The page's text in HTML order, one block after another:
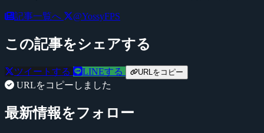
記事一覧へ @YossyFPS
この記事をシェアする
ツイートする LINEする URLをコピー
URLをコピーしました
最新情報をフォロー